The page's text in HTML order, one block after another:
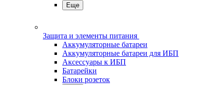
Еще
Защита и элементы питания
Аккумуляторные батареи
Аккумуляторные батареи для ИБП
Аксессуары к ИБП
Батарейки
Блоки розеток